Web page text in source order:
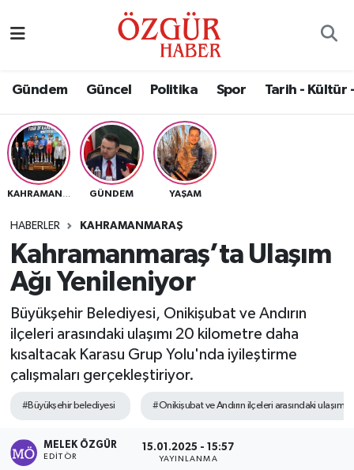
Gündem Güncel Politika Spor Tarih - Kültür
GÜNDEM YAŞAM
HABERLER KAHRAMANMARAŞ
Kahramanmaraş’ta Ulaşım
Ağı Yenileniyor
Büyükşehir Belediyesi, Onikişubat ve Andırın
ilçeleri arasındaki ulaşımı 20 kilometre daha
kısaltacak Karasu Grup Yolu'nda iyileştirme
çalışmaları gerçekleştiriyor.
#Büyükşehir belediyesi #Onikişubat ve Andırın ilçeleri arasındaki
MELEK ÖZGÜR
EDITÖR
15.01.2025 - 15:57
YAYINLANMA
Eğitim
Ekonomi
Güncel
Gündem
Politika
Sağlık
Tarih - Kültür - Sanat - Turizm
Nöbetçi Eczaneler
Namaz Vakitleri
Trafik Durumu
Süper Lig Puan Durumu ve Fikstür
Tüm Manşetler
Haber Arşivi